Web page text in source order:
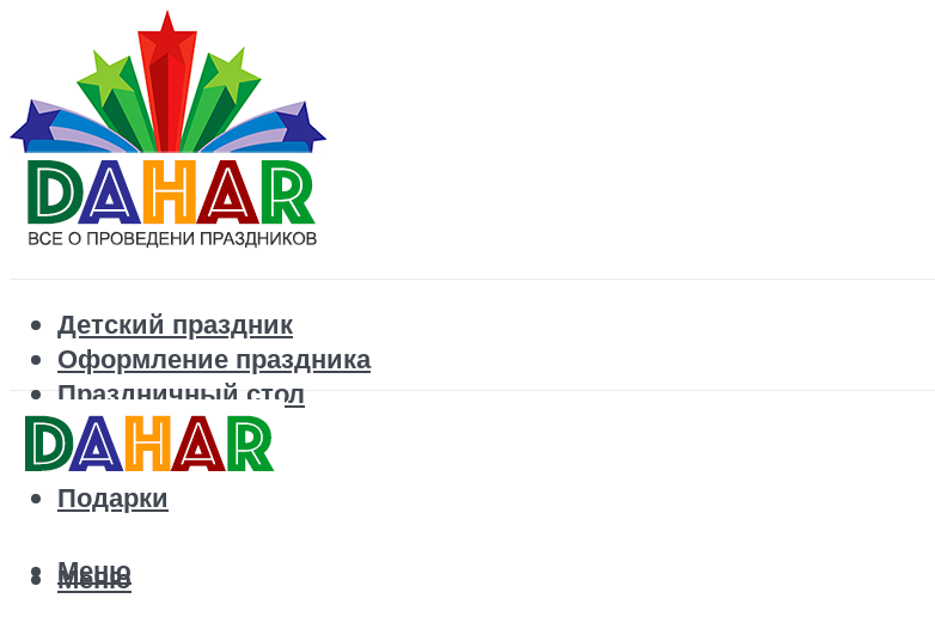
Детский праздник
Оформление праздника
Праздничный стол
Корпоратив
Поздравления
Подарки
Меню
Меню